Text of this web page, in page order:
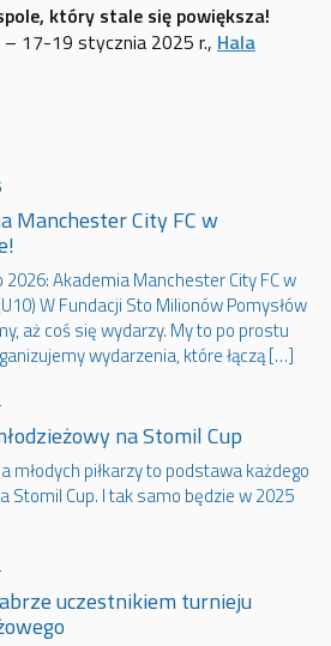
który stale się powiększa!
17-19 stycznia 2025 r., Hala
Manchester City FC w
2026: Akademia Manchester City FC w
W Fundacji Sto Milionów Pomysłów
aż coś się wydarzy. My to po prostu
wydarzenia, które łączą […]
na Stomil Cup
młodych piłkarzy to podstawa każdego
Stomil Cup. I tak samo będzie w 2025
uczestnikiem turnieju